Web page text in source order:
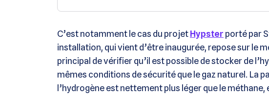
C’est notamment le cas du projetHypster porté par
installation, qui vient d’être inaugurée, repose sur le
principal de vérifier qu’il est possible de stocker de
mêmes conditions de sécurité que le gaz naturel. La
l’hydrogène est nettement plus léger que le